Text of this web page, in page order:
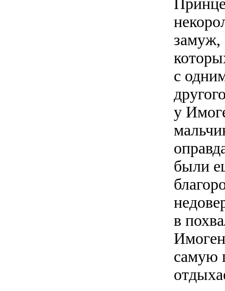
замуж,
с
у
были
в
самую